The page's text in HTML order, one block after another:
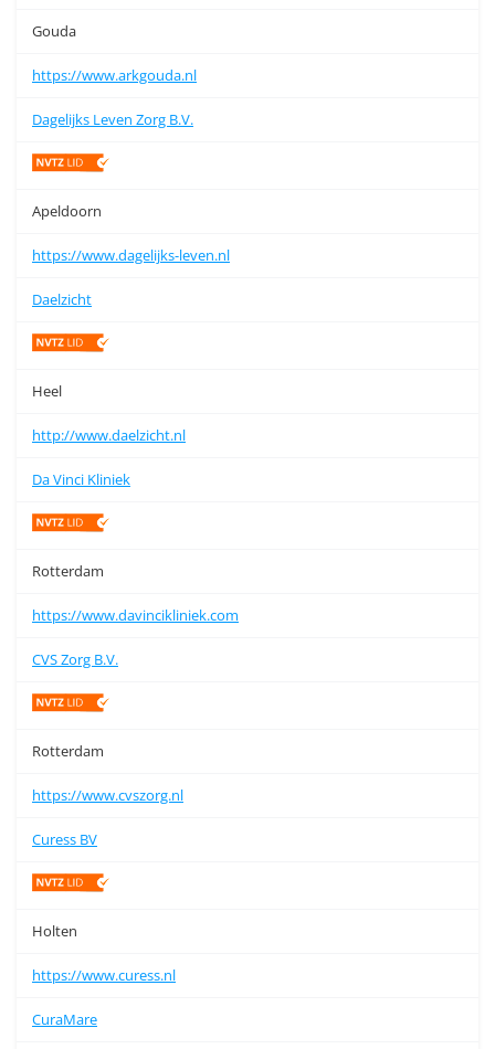
Gouda
https://www.arkgouda.nl
Dagelijks Leven Zorg B.V.
Apeldoorn
https://www.dagelijks-leven.nl
Daelzicht
Heel
http://www.daelzicht.nl
Da Vinci Kliniek
Rotterdam
https://www.davincikliniek.com
CVS Zorg B.V.
Rotterdam
https://www.cvszorg.nl
Curess BV
Holten
https://www.curess.nl
CuraMare